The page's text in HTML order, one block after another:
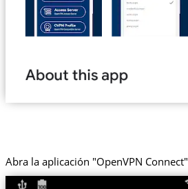
Abra la aplicación "OpenVPN Connect"